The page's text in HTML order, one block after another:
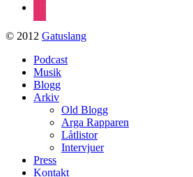
© 2012 Gatuslang
Podcast
Musik
Blogg
Arkiv
Old Blogg
Arga Rapparen
Låtlistor
Intervjuer
Press
Kontakt